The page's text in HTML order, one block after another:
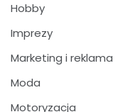
Hobby
Imprezy
Marketing i reklama
Moda
Motoryzacja